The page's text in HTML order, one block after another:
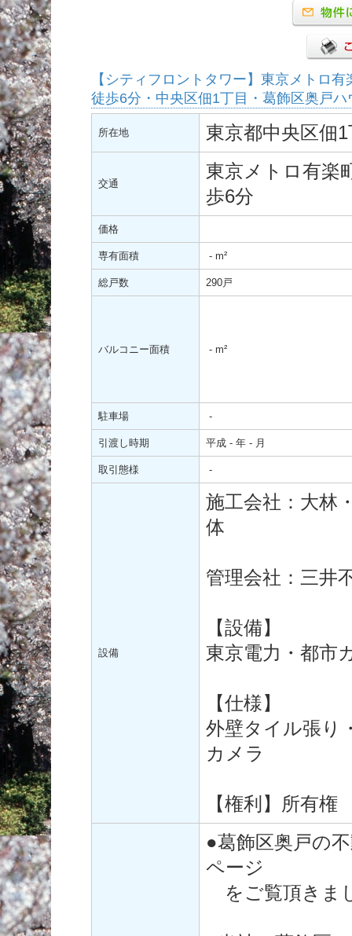
【シティフロントタワー】東京メトロ
徒歩6分・中央区佃1丁目・葛飾区奥戸ハ
所在地 東京都中央区佃
交通
東京メトロ有楽
歩6分
価格
専有面積 - m²
総戸数 290戸
バルコニー面積 - m²
駐車場 -
引渡し時期 平成 - 年 - 月
取引態様 -
設備
施工会社：大林
体
管理会社：三井
【設備】
東京電力・都市
【仕様】
外壁タイル張り
カメラ
【権利】所有権
●葛飾区奥戸の
ページ
をご覧頂きま